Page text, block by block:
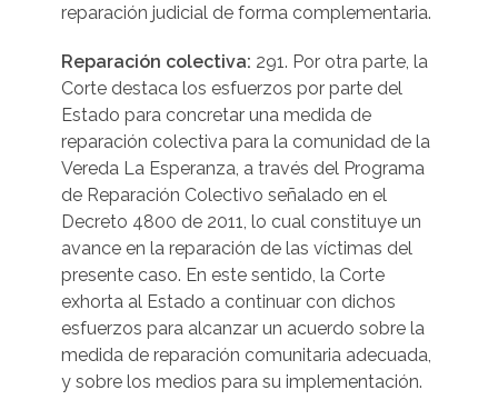
reparación judicial de forma complementaria.
Reparación colectiva: 291. Por otra parte, la
Corte destaca los esfuerzos por parte del
Estado para concretar una medida de
reparación colectiva para la comunidad de la
Vereda La Esperanza, a través del Programa
de Reparación Colectivo señalado en el
Decreto 4800 de 2011, lo cual constituye un
avance en la reparación de las víctimas del
presente caso. En este sentido, la Corte
exhorta al Estado a continuar con dichos
esfuerzos para alcanzar un acuerdo sobre la
medida de reparación comunitaria adecuada,
y sobre los medios para su implementación.